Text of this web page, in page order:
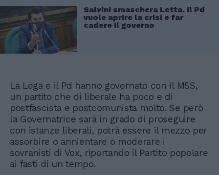
Salvini smaschera Letta. Il Pd
vuole aprire la crisi e far
cadere il governo
La Lega e il Pd hanno governato con il M5S,
un partito che di liberale ha poco e di
postfascista e postcomunista molto. Se però
la Governatrice sarà in grado di proseguire
con istanze liberali, potrà essere il mezzo per
assorbire o annientare o moderare i
sovranisti di Vox, riportando il Partito popolare
ai fasti di un tempo.